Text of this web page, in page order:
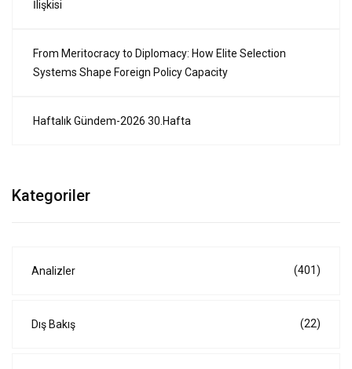
İlişkisi
From Meritocracy to Diplomacy: How Elite Selection
Systems Shape Foreign Policy Capacity
Haftalık Gündem-2026 30.Hafta
Kategoriler
Analizler (401)
Dış Bakış (22)